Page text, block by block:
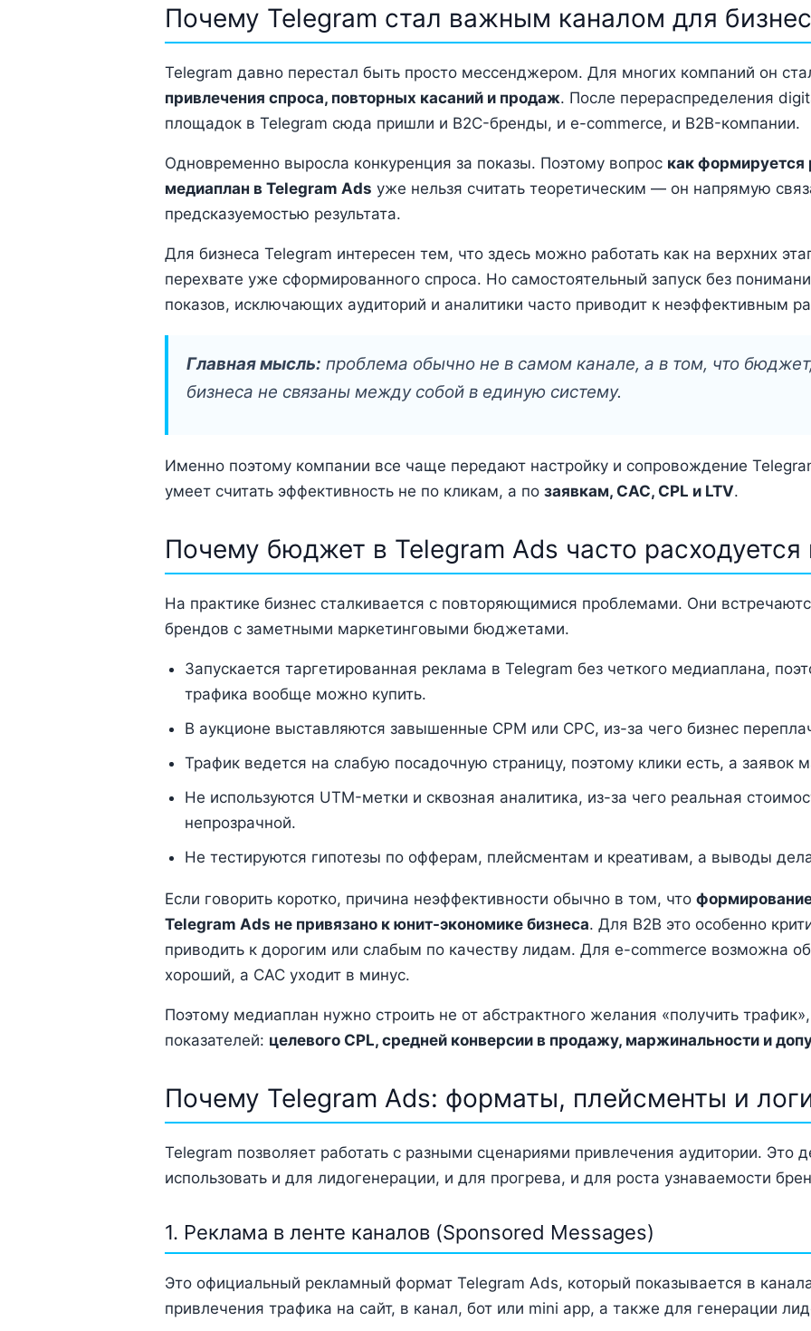
Почему Telegram стал важным каналом для
Telegram давно перестал быть просто мессенджером. Для многих компаний он
привлечения спроса, повторных касаний и продаж. После перераспределения
площадок в Telegram сюда пришли и B2C-бренды, и e-commerce, и B2B-компании.
Одновременно выросла конкуренция за показы. Поэтому вопрос как
медиаплан в Telegram Ads уже нельзя считать теоретическим — он напрямую
предсказуемостью результата.
Для бизнеса Telegram интересен тем, что здесь можно работать как на верхних
перехвате уже сформированного спроса. Но самостоятельный запуск без
показов, исключающих аудиторий и аналитики часто приводит к неэффективным
Главная мысль: проблема обычно не в самом канале, а в том, что
бизнеса не связаны между собой в единую систему.
Именно поэтому компании все чаще передают настройку и сопровождение
умеет считать эффективность не по кликам, а по заявкам, CAC, CPL и LTV.
Почему бюджет в Telegram Ads часто расходуется
На практике бизнес сталкивается с повторяющимися проблемами. Они
брендов с заметными маркетинговыми бюджетами.
Запускается таргетированная реклама в Telegram без четкого медиаплана,
трафика вообще можно купить.
В аукционе выставляются завышенные CPM или CPC, из-за чего бизнес
Трафик ведется на слабую посадочную страницу, поэтому клики есть, а заявок
Не используются UTM-метки и сквозная аналитика, из-за чего реальная
непрозрачной.
Не тестируются гипотезы по офферам, плейсментам и креативам, а выводы
Если говорить коротко, причина неэффективности обычно в том, что
Telegram Ads не привязано к юнит-экономике бизнеса. Для B2B это особенно
приводить к дорогим или слабым по качеству лидам. Для e-commerce возможна
хороший, а CAC уходит в минус.
Поэтому медиаплан нужно строить не от абстрактного желания «получить
показателей: целевого CPL, средней конверсии в продажу, маржинальности и
Почему Telegram Ads: форматы, плейсменты и
Telegram позволяет работать с разными сценариями привлечения аудитории. Это
использовать и для лидогенерации, и для прогрева, и для роста узнаваемости
1. Реклама в ленте каналов (Sponsored Messages)
Это официальный рекламный формат Telegram Ads, который показывается в
привлечения трафика на сайт, в канал, бот или mini app, а также для генерации